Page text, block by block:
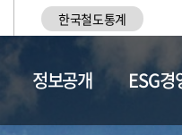
한국철도통계
정보공개 ESG경